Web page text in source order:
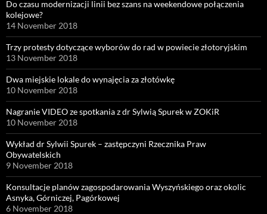
Do czasu modernizacji linii bez szans na weekendowe połączenia
kolejowe?
14 November 2018
Trzy protesty dotyczące wyborów do rad w powiecie złotoryjskim
13 November 2018
Dwa miejskie lokale do wynajęcia za złotówkę
10 November 2018
Nagranie VIDEO ze spotkania z dr Sylwią Spurek w ZOKiR
10 November 2018
Wykład dr Sylwii Spurek – zastępczyni Rzecznika Praw
Obywatelskich
9 November 2018
Konsultacje planów zagospodarowania Wyszyńskiego oraz okolic
Asnyka, Górniczej, Pagórkowej
6 November 2018